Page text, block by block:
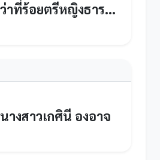
ว่าที่ร้อยตรีหญิงธารทิพย์ ประทุมมา
นางสาวเกศินี องอาจ